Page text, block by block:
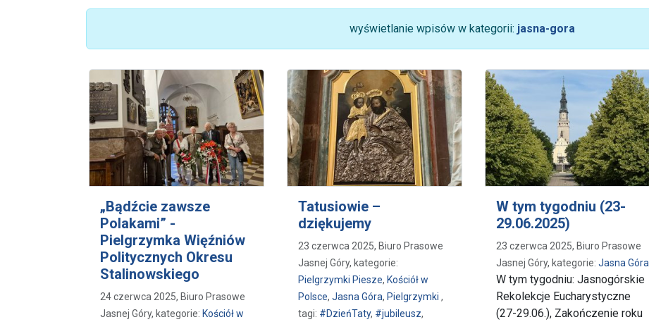
wyświetlanie wpisów w kategorii: jasna-gora
„Bądźcie zawsze
Polakami” -
Pielgrzymka Więźniów
Politycznych Okresu
Stalinowskiego
24 czerwca 2025, Biuro Prasowe
Jasnej Góry, kategorie: Kościół w
Tatusiowie –
dziękujemy
23 czerwca 2025, Biuro Prasowe
Jasnej Góry, kategorie:
Pielgrzymki Piesze, Kościół w
Polsce, Jasna Góra, Pielgrzymki ,
tagi: #DzieńTaty, #jubileusz,
W tym tygodniu (23-
29.06.2025)
23 czerwca 2025, Biuro Prasowe
Jasnej Góry, kategorie: Jasna Góra
W tym tygodniu: Jasnogórskie
Rekolekcje Eucharystyczne
(27-29.06.), Zakończenie roku